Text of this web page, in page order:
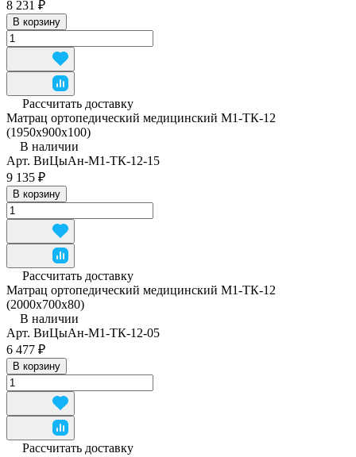
8 231 ₽
В корзину
Рассчитать доставку
Матрац ортопедический медицинский М1-ТК-12
(1950x900x100)
В наличии
Арт. ВиЦыАн-М1-ТК-12-15
9 135 ₽
В корзину
Рассчитать доставку
Матрац ортопедический медицинский М1-ТК-12
(2000x700x80)
В наличии
Арт. ВиЦыАн-М1-ТК-12-05
6 477 ₽
В корзину
Рассчитать доставку